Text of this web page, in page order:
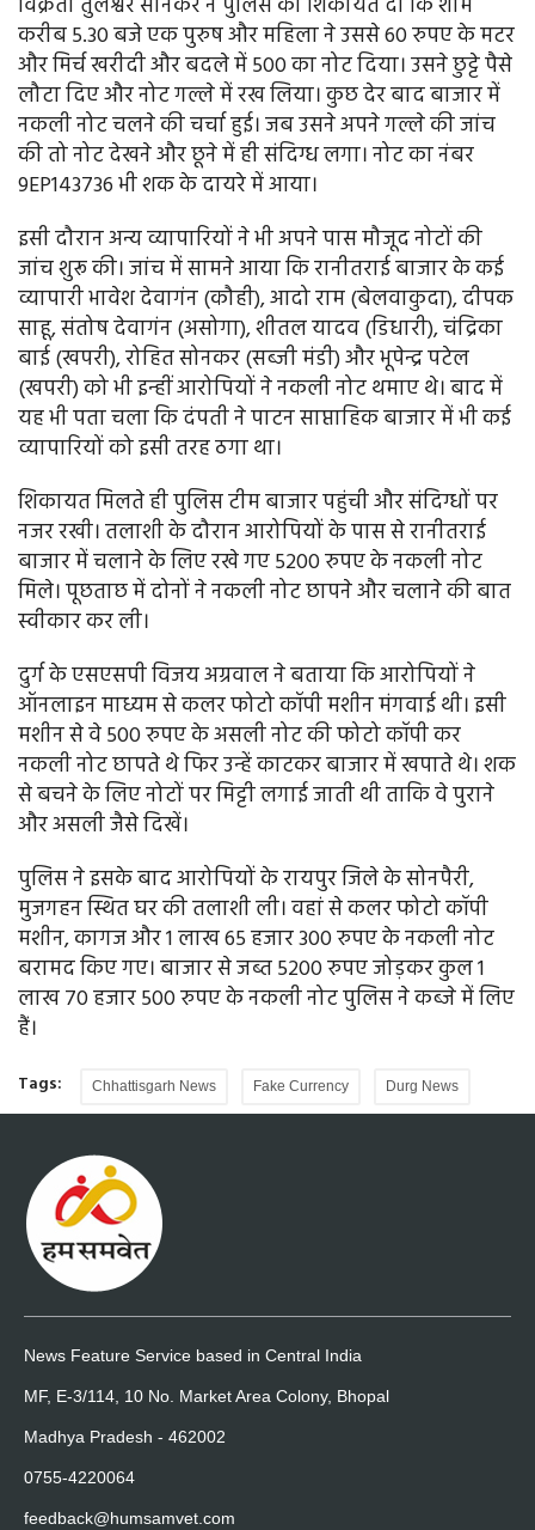
करीब 5.30 बजे एक पुरुष और महिला ने उससे 60 रुपए के मटर
और मिर्च खरीदी और बदले में 500 का नोट दिया। उसने छुट्टे पैसे
लौटा दिए और नोट गल्ले में रख लिया। कुछ देर बाद बाजार में
नकली नोट चलने की चर्चा हुई। जब उसने अपने गल्ले की जांच
की तो नोट देखने और छूने में ही संदिग्ध लगा। नोट का नंबर
9EP143736 भी शक के दायरे में आया।
इसी दौरान अन्य व्यापारियों ने भी अपने पास मौजूद नोटों की
जांच शुरू की। जांच में सामने आया कि रानीतराई बाजार के कई
व्यापारी भावेश देवागंन (कौही), आदो राम (बेलवाकुदा), दीपक
साहू, संतोष देवागंन (असोगा), शीतल यादव (डिधारी), चंद्रिका
बाई (खपरी), रोहित सोनकर (सब्जी मंडी) और भूपेन्द्र पटेल
(खपरी) को भी इन्हीं आरोपियों ने नकली नोट थमाए थे। बाद में
यह भी पता चला कि दंपती ने पाटन साप्ताहिक बाजार में भी कई
व्यापारियों को इसी तरह ठगा था।
शिकायत मिलते ही पुलिस टीम बाजार पहुंची और संदिग्धों पर
नजर रखी। तलाशी के दौरान आरोपियों के पास से रानीतराई
बाजार में चलाने के लिए रखे गए 5200 रुपए के नकली नोट
मिले। पूछताछ में दोनों ने नकली नोट छापने और चलाने की बात
स्वीकार कर ली।
दुर्ग के एसएसपी विजय अग्रवाल ने बताया कि आरोपियों ने
ऑनलाइन माध्यम से कलर फोटो कॉपी मशीन मंगवाई थी। इसी
मशीन से वे 500 रुपए के असली नोट की फोटो कॉपी कर
नकली नोट छापते थे फिर उन्हें काटकर बाजार में खपाते थे। शक
से बचने के लिए नोटों पर मिट्टी लगाई जाती थी ताकि वे पुराने
और असली जैसे दिखें।
पुलिस ने इसके बाद आरोपियों के रायपुर जिले के सोनपैरी,
मुजगहन स्थित घर की तलाशी ली। वहां से कलर फोटो कॉपी
मशीन, कागज और 1 लाख 65 हजार 300 रुपए के नकली नोट
बरामद किए गए। बाजार से जब्त 5200 रुपए जोड़कर कुल 1
लाख 70 हजार 500 रुपए के नकली नोट पुलिस ने कब्जे में लिए
हैं।
Tags: Chhattisgarh News Fake Currency Durg News
News Feature Service based in Central India
MF, E-3/114, 10 No. Market Area Colony, Bhopal
Madhya Pradesh - 462002
0755-4220064
feedback@humsamvet.com